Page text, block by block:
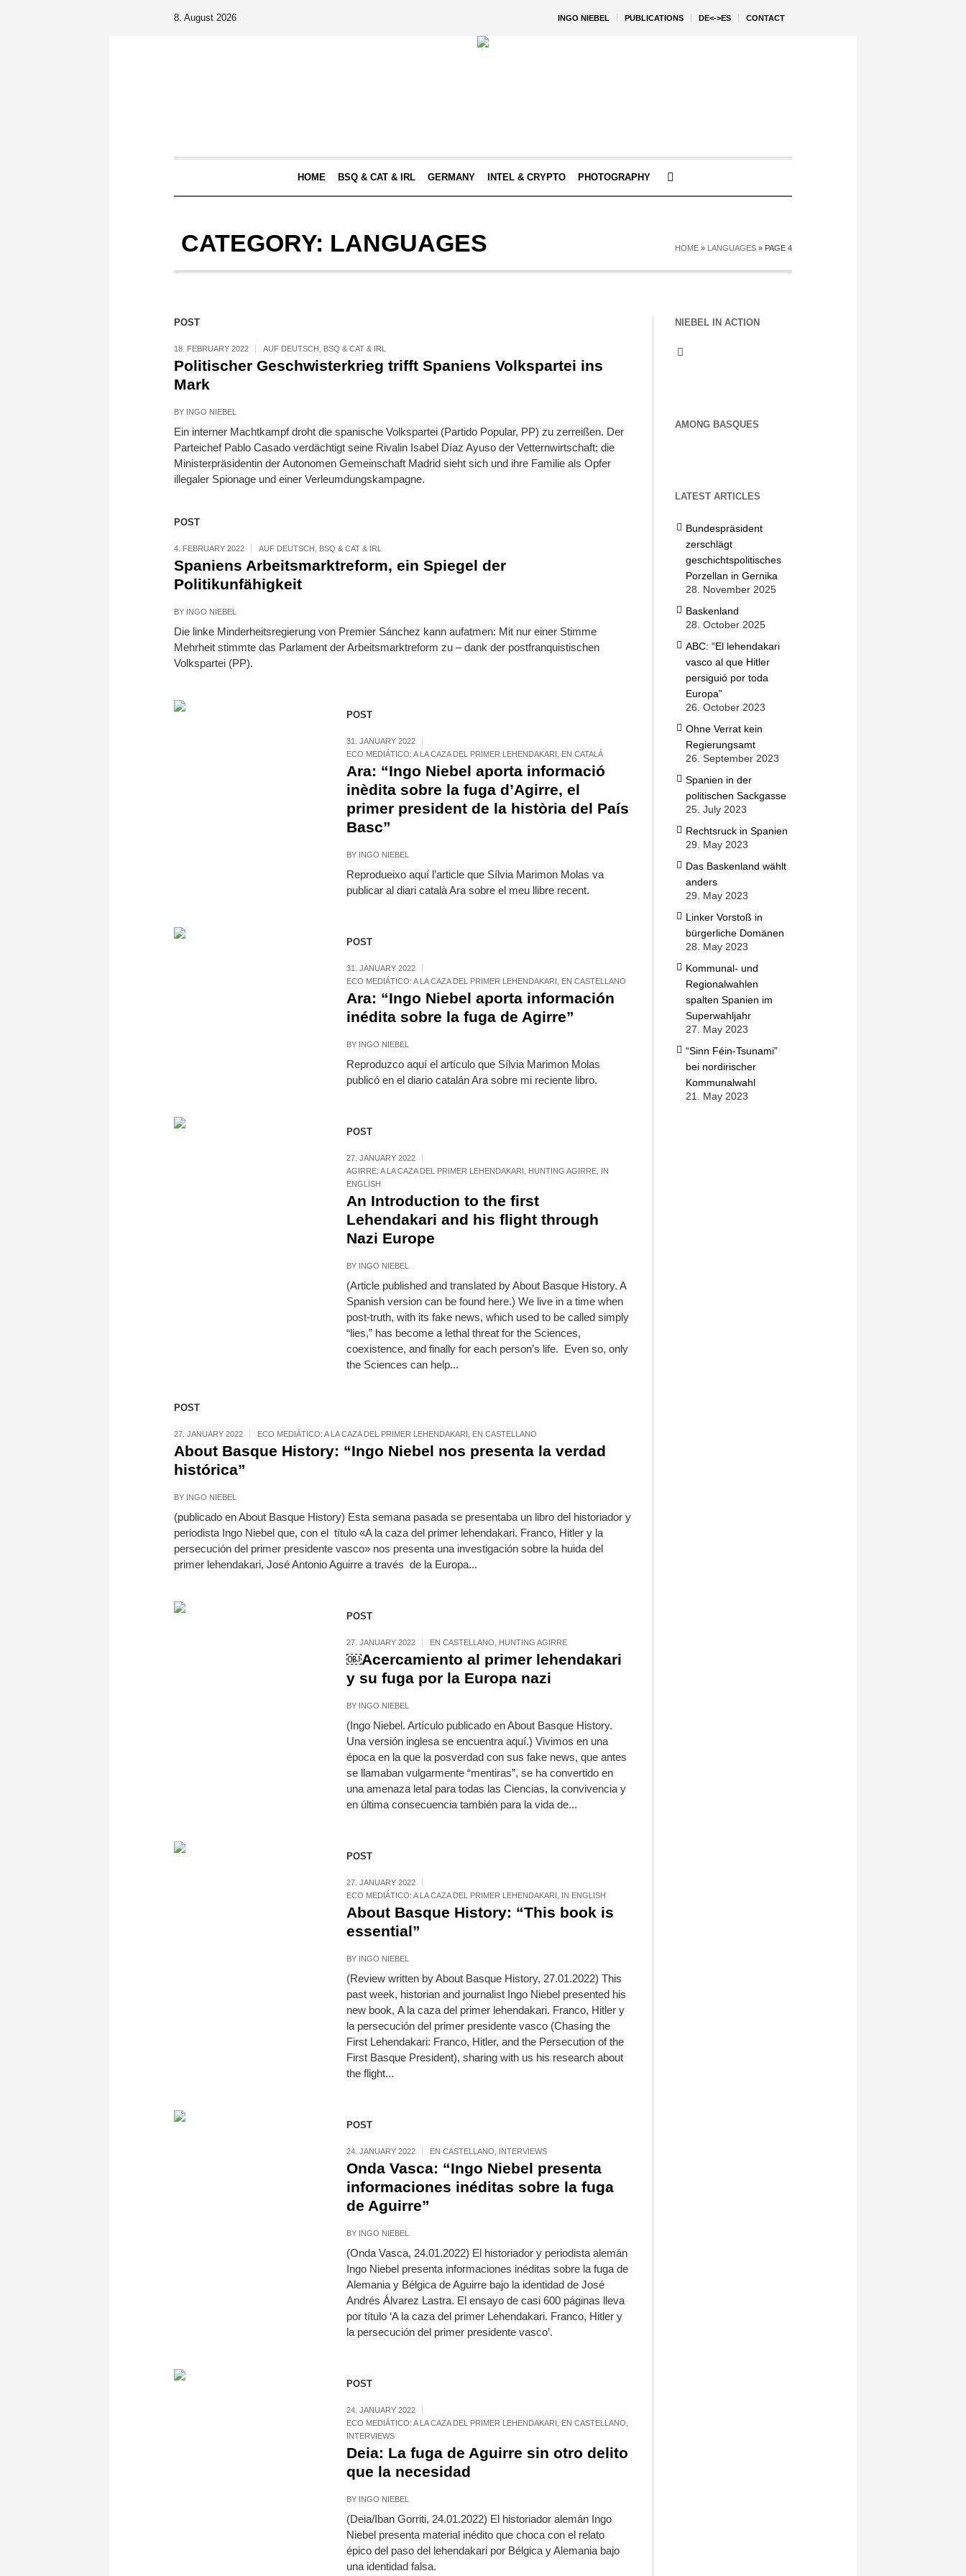
INGO NIEBEL PUBLICATIONS DE<->ES CONTACT
8. August 2026
HOME BSQ & CAT & IRL GERMANY INTEL & CRYPTO PHOTOGRAPHY
CATEGORY: LANGUAGES HOME » LANGUAGES » PAGE 4
POST
18. FEBRUARY 2022 AUF DEUTSCH BSQ & CAT & IRL
Politischer Geschwisterkrieg trifft Spaniens Volkspartei ins
Mark
BY INGO NIEBEL
Ein interner Machtkampf droht die spanische Volkspartei (Partido Popular, PP) zu zerreißen. Der
Parteichef Pablo Casado verdächtigt seine Rivalin Isabel Díaz Ayuso der Vetternwirtschaft; die
Ministerpräsidentin der Autonomen Gemeinschaft Madrid sieht sich und ihre Familie als Opfer
illegaler Spionage und einer Verleumdungskampagne.
POST
4. FEBRUARY 2022 AUF DEUTSCH BSQ & CAT & IRL
Spaniens Arbeitsmarktreform, ein Spiegel der
Politikunfähigkeit
BY INGO NIEBEL
Die linke Minderheitsregierung von Premier Sánchez kann aufatmen: Mit nur einer Stimme
Mehrheit stimmte das Parlament der Arbeitsmarktreform zu – dank der postfranquistischen
Volkspartei (PP).
POST
31. JANUARY 2022
ECO MEDIÁTICO: A LA CAZA DEL PRIMER LEHENDAKARI
EN CATALÁ
Ara: “Ingo Niebel aporta informació
inèdita sobre la fuga d’Agirre, el
primer president de la història del País
Basc”
BY INGO NIEBEL
Reprodueixo aquí l’article que Sílvia Marimon Molas va
publicar al diari català Ara sobre el meu llibre recent.
POST
31. JANUARY 2022
ECO MEDIÁTICO: A LA CAZA DEL PRIMER LEHENDAKARI
EN CASTELLANO
Ara: “Ingo Niebel aporta información
inédita sobre la fuga de Agirre”
BY INGO NIEBEL
Reproduzco aquí el artículo que Sílvia Marimon Molas
publicó en el diario catalán Ara sobre mi reciente libro.
POST
27. JANUARY 2022
AGIRRE: A LA CAZA DEL PRIMER LEHENDAKARI
HUNTING AGIRRE, IN
ENGLISH
An Introduction to the first
Lehendakari and his flight through
Nazi Europe
BY INGO NIEBEL
(Article published and translated by About Basque History. A
Spanish version can be found here.) We live in a time when
post-truth, with its fake news, which used to be called simply
“lies,” has become a lethal threat for the Sciences,
coexistence, and finally for each person’s life. Even so, only
the Sciences can help...
POST
27. JANUARY 2022 ECO MEDIÁTICO: A LA CAZA DEL PRIMER LEHENDAKARI EN CASTELLANO
About Basque History: “Ingo Niebel nos presenta la verdad
histórica”
BY INGO NIEBEL
(publicado en About Basque History) Esta semana pasada se presentaba un libro del historiador y
periodista Ingo Niebel que, con el título «A la caza del primer lehendakari. Franco, Hitler y la
persecución del primer presidente vasco» nos presenta una investigación sobre la huida del
primer lehendakari, José Antonio Aguirre a través de la Europa...
POST
27. JANUARY 2022 EN CASTELLANO HUNTING AGIRRE
￼Acercamiento al primer lehendakari
y su fuga por la Europa nazi
BY INGO NIEBEL
(Ingo Niebel. Artículo publicado en About Basque History.
Una versión inglesa se encuentra aquí.) Vivimos en una
época en la que la posverdad con sus fake news, que antes
se llamaban vulgarmente “mentiras”, se ha convertido en
una amenaza letal para todas las Ciencias, la convivencia y
en última consecuencia también para la vida de...
POST
27. JANUARY 2022
ECO MEDIÁTICO: A LA CAZA DEL PRIMER LEHENDAKARI
IN ENGLISH
About Basque History: “This book is
essential”
BY INGO NIEBEL
(Review written by About Basque History, 27.01.2022) This
past week, historian and journalist Ingo Niebel presented his
new book, A la caza del primer lehendakari. Franco, Hitler y
la persecución del primer presidente vasco (Chasing the
First Lehendakari: Franco, Hitler, and the Persecution of the
First Basque President), sharing with us his research about
the flight...
POST
24. JANUARY 2022 EN CASTELLANO INTERVIEWS
Onda Vasca: “Ingo Niebel presenta
informaciones inéditas sobre la fuga
de Aguirre”
BY INGO NIEBEL
(Onda Vasca, 24.01.2022) El historiador y periodista alemán
Ingo Niebel presenta informaciones inéditas sobre la fuga de
Alemania y Bélgica de Aguirre bajo la identidad de José
Andrés Álvarez Lastra. El ensayo de casi 600 páginas lleva
por título ‘A la caza del primer Lehendakari. Franco, Hitler y
la persecución del primer presidente vasco’.
POST
24. JANUARY 2022
ECO MEDIÁTICO: A LA CAZA DEL PRIMER LEHENDAKARI
EN CASTELLANO
INTERVIEWS
Deia: La fuga de Aguirre sin otro delito
que la necesidad
BY INGO NIEBEL
(Deia/Iban Gorriti, 24.01.2022) El historiador alemán Ingo
Niebel presenta material inédito que choca con el relato
épico del paso del lehendakari por Bélgica y Alemania bajo
una identidad falsa.
NIEBEL IN ACTION
AMONG BASQUES
LATEST ARTICLES
Bundespräsident
zerschlägt
geschichtspolitisches
Porzellan in Gernika
28. November 2025
Baskenland
28. October 2025
ABC: “El lehendakari
vasco al que Hitler
persiguió por toda
Europa”
26. October 2023
Ohne Verrat kein
Regierungsamt
26. September 2023
Spanien in der
politischen Sackgasse
25. July 2023
Rechtsruck in Spanien
29. May 2023
Das Baskenland wählt
anders
29. May 2023
Linker Vorstoß in
bürgerliche Domänen
28. May 2023
Kommunal- und
Regionalwahlen
spalten Spanien im
Superwahljahr
27. May 2023
“Sinn Féin-Tsunami”
bei nordirischer
Kommunalwahl
21. May 2023